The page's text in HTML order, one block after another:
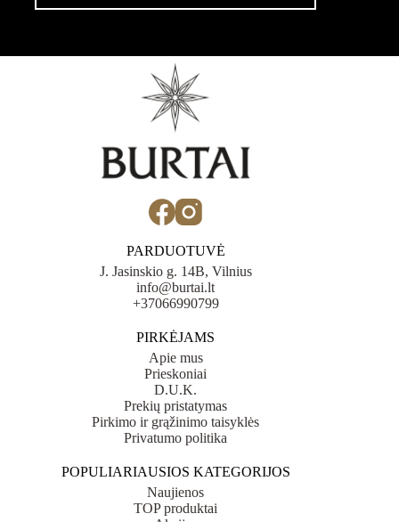
PARDUOTUVĖ
J. Jasinskio g. 14B, Vilnius
info@burtai.lt
+37066990799
PIRKĖJAMS
Apie mus
Prieskoniai
D.U.K.
Prekių pristatymas
Pirkimo ir grąžinimo taisyklės
Privatumo politika
POPULIARIAUSIOS KATEGORIJOS
Naujienos
TOP produktai